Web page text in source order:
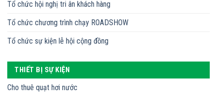
Tổ chức hội nghị tri ân khách hàng
Tổ chức chương trình chạy ROADSHOW
Tổ chức sự kiện lễ hội cộng đồng
THIẾT BỊ SỰ KIỆN
Cho thuê quạt hơi nước